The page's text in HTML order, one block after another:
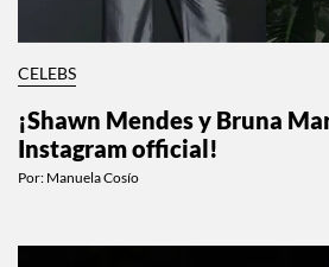
CELEBS
¡Shawn Mendes y Bruna
Instagram official!
Por: Manuela Cosío